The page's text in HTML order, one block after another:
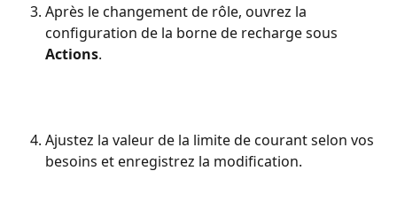
Après le changement de rôle, ouvrez la
configuration de la borne de recharge sous
Actions.
Ajustez la valeur de la limite de courant selon vos
besoins et enregistrez la modification.